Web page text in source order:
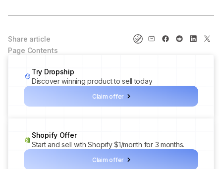
Share article
Page Contents
Try Dropship
Discover winning product to sell today
Claim offer
Shopify Offer
Start and sell with Shopify $1/month for 3 months.
Claim offer